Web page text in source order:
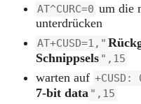
AT^CURC=0 um die
unterdrücken
AT+CUSD=1,"
Schnippsels ",15
warten auf
7-bit data ",15